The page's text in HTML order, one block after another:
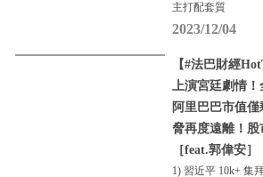
主打配套質
2023/12/04
【#法巴財經
上演宮廷劇情！
阿里巴巴市值
脅再度遠離！股
［feat.郭偉安］
1) 習近平 10k+ 集